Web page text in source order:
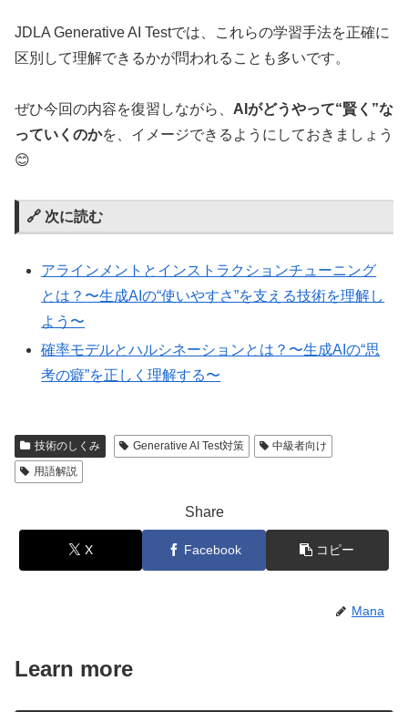
JDLA Generative AI Testでは、これらの学習手法を正確に
区別して理解できるかが問われることも多いです。
ぜひ今回の内容を復習しながら、 AIがどうやって“賢く”な
っていくのかを、イメージできるようにしておきましょう
😊
🔗 次に読む
アラインメントとインストラクションチューニング
とは？〜生成AIの“使いやすさ”を支える技術を理解し
よう〜
確率モデルとハルシネーションとは？〜生成AIの“思
考の癖”を正しく理解する〜
技術のしくみ Generative AI Test対策
中級者向け
用語解説
Share
X Facebook コピー
Mana
Learn more